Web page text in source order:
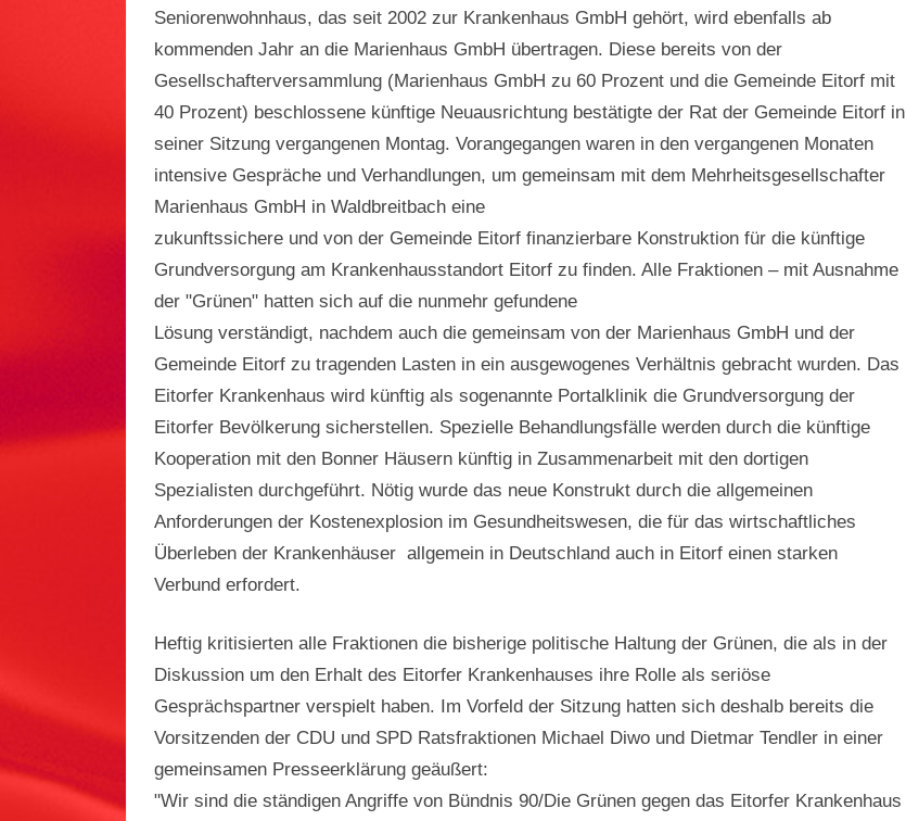
Seniorenwohnhaus, das seit 2002 zur Krankenhaus GmbH gehört, wird ebenfalls ab
kommenden Jahr an die Marienhaus GmbH übertragen. Diese bereits von der
Gesellschafterversammlung (Marienhaus GmbH zu 60 Prozent und die Gemeinde Eitorf mit
40 Prozent) beschlossene künftige Neuausrichtung bestätigte der Rat der Gemeinde Eitorf in
seiner Sitzung vergangenen Montag. Vorangegangen waren in den vergangenen Monaten
intensive Gespräche und Verhandlungen, um gemeinsam mit dem Mehrheitsgesellschafter
Marienhaus GmbH in Waldbreitbach eine
zukunftssichere und von der Gemeinde Eitorf finanzierbare Konstruktion für die künftige
Grundversorgung am Krankenhausstandort Eitorf zu finden. Alle Fraktionen – mit Ausnahme
der "Grünen" hatten sich auf die nunmehr gefundene
Lösung verständigt, nachdem auch die gemeinsam von der Marienhaus GmbH und der
Gemeinde Eitorf zu tragenden Lasten in ein ausgewogenes Verhältnis gebracht wurden. Das
Eitorfer Krankenhaus wird künftig als sogenannte Portalklinik die Grundversorgung der
Eitorfer Bevölkerung sicherstellen. Spezielle Behandlungsfälle werden durch die künftige
Kooperation mit den Bonner Häusern künftig in Zusammenarbeit mit den dortigen
Spezialisten durchgeführt. Nötig wurde das neue Konstrukt durch die allgemeinen
Anforderungen der Kostenexplosion im Gesundheitswesen, die für das wirtschaftliches
Überleben der Krankenhäuser allgemein in Deutschland auch in Eitorf einen starken
Verbund erfordert.
Heftig kritisierten alle Fraktionen die bisherige politische Haltung der Grünen, die als in der
Diskussion um den Erhalt des Eitorfer Krankenhauses ihre Rolle als seriöse
Gesprächspartner verspielt haben. Im Vorfeld der Sitzung hatten sich deshalb bereits die
Vorsitzenden der CDU und SPD Ratsfraktionen Michael Diwo und Dietmar Tendler in einer
gemeinsamen Presseerklärung geäußert:
"Wir sind die ständigen Angriffe von Bündnis 90/Die Grünen gegen das Eitorfer Krankenhaus